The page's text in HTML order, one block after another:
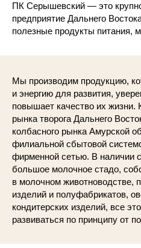
ПК Серышевский — это
предприятие Дальнего
полезные продукты питания,
Мы производим продукцию,
и энергию для развития,
повышает качество их жизни.
рынка творога Дальнего
колбасного рынка Амурской
филиальной сбытовой
фирменной сетью. В наличии
большое молочное стадо,
в молочном животноводстве,
изделий и полуфабрикатов,
кондитерских изделий, все
развиваться по принципу от